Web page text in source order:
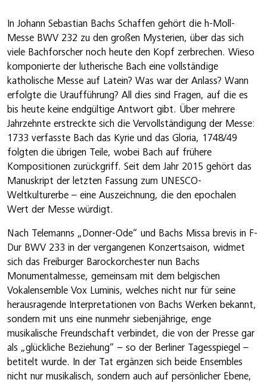
In Johann Sebastian Bachs Schaffen gehört die h-Moll-
Messe BWV 232 zu den großen Mysterien, über das sich
viele Bachforscher noch heute den Kopf zerbrechen. Wieso
komponierte der lutherische Bach eine vollständige
katholische Messe auf Latein? Was war der Anlass? Wann
erfolgte die Uraufführung? All dies sind Fragen, auf die es
bis heute keine endgültige Antwort gibt. Über mehrere
Jahrzehnte erstreckte sich die Vervollständigung der Messe:
1733 verfasste Bach das Kyrie und das Gloria, 1748/49
folgten die übrigen Teile, wobei Bach auf frühere
Kompositionen zurückgriff. Seit dem Jahr 2015 gehört das
Manuskript der letzten Fassung zum UNESCO-
Weltkulturerbe – eine Auszeichnung, die den epochalen
Wert der Messe würdigt.
Nach Telemanns „Donner-Ode“ und Bachs Missa brevis in F-
Dur BWV 233 in der vergangenen Konzertsaison, widmet
sich das Freiburger Barockorchester nun Bachs
Monumentalmesse, gemeinsam mit dem belgischen
Vokalensemble Vox Luminis, welches nicht nur für seine
herausragende Interpretationen von Bachs Werken bekannt,
sondern mit uns eine nunmehr siebenjährige, enge
musikalische Freundschaft verbindet, die von der Presse gar
als „glückliche Beziehung“ – so der Berliner Tagesspiegel –
betitelt wurde. In der Tat ergänzen sich beide Ensembles
nicht nur musikalisch, sondern auch auf persönlicher Ebene,